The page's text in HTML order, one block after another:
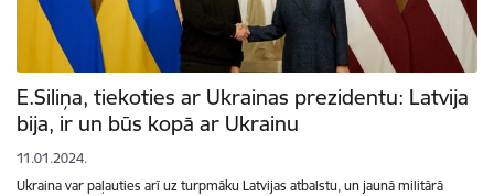
E.Siliņa, tiekoties ar Ukrainas prezidentu: Latvija
bija, ir un būs kopā ar Ukrainu
11.01.2024.
Ukraina var paļauties arī uz turpmāku Latvijas atbalstu, un jaunā militārā